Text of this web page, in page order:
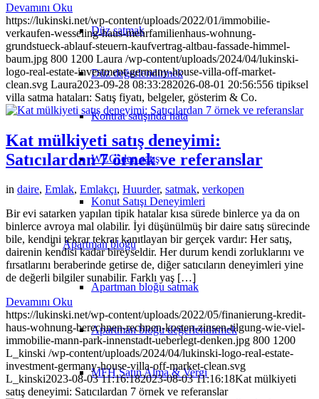
Düz satmak
Düz değerlendirmek
Kontrat satışında hata
WEG’den satış
Konut Satışı Deneyimleri
Apartman bloğu
Apartman bloğu satmak
Apartman bloğu değerlendirmek
MFH Satın Alma & Vergi
Devamını Oku
https://lukinski.net/wp-content/uploads/2022/01/immobilie-
verkaufen-wesseling-haus-mehrfamilienhaus-wohnung-
grundstueck-ablauf-steuern-kaufvertrag-altbau-fassade-himmel-
baum.jpg 800 1200 Laura /wp-content/uploads/2024/04/lukinski-
logo-real-estate-investment-germany-house-villa-off-market-
clean.svg Laura2023-09-28 08:33:282026-08-01 20:56:556 tipiksel
villa satma hataları: Satış fiyatı, belgeler, gösterim & Co.
Kat mülkiyeti satış deneyimi:
Satıcılardan 7 örnek ve referanslar
in daire, Emlak, Emlakçı, Huurder, satmak, verkopen
Bir evi satarken yapılan tipik hatalar kısa sürede binlerce ya da on
binlerce avroya mal olabilir. İyi düşünülmüş bir daire satış sürecinde
bile, kendini tekrar tekrar kanıtlayan bir gerçek vardır: Her satış,
dairenin kendisi kadar bireyseldir. Her durum kendi zorluklarını ve
fırsatlarını beraberinde getirse de, diğer satıcıların deneyimleri yine
de değerli bilgiler sunabilir. Farklı yaş […]
Devamını Oku
https://lukinski.net/wp-content/uploads/2022/05/finanierung-kredit-
haus-wohnung-berechnen-rechnen-kosten-zinsen-tilgung-wie-viel-
immobilie-mann-park-innenstadt-ueberlegt-denken.jpg 800 1200
L_kinski /wp-content/uploads/2024/04/lukinski-logo-real-estate-
investment-germany-house-villa-off-market-clean.svg
L_kinski2023-08-03 11:16:182023-08-03 11:16:18Kat mülkiyeti
satış deneyimi: Satıcılardan 7 örnek ve referanslar